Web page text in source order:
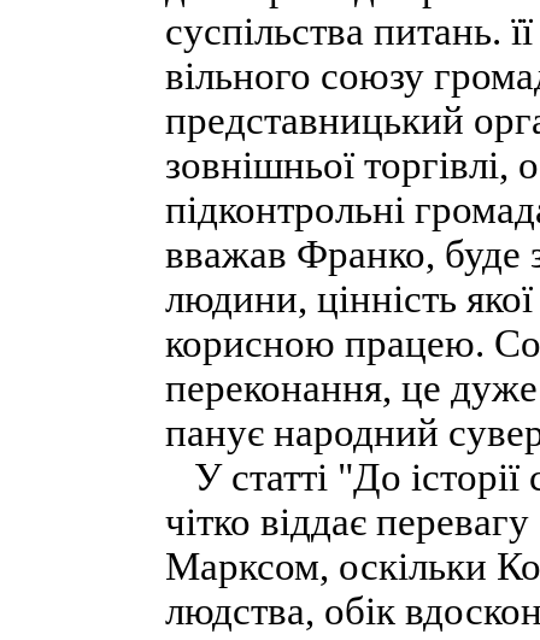
суспільства питань.
вільного союзу
представницький
зовнішньої
підконтрольні
вважав Франко, буде
людини, цінність
корисною працею.
переконання, це дуже
панує народний
У статті "До
чітко віддає
Марксом, оскільки
людства, обік